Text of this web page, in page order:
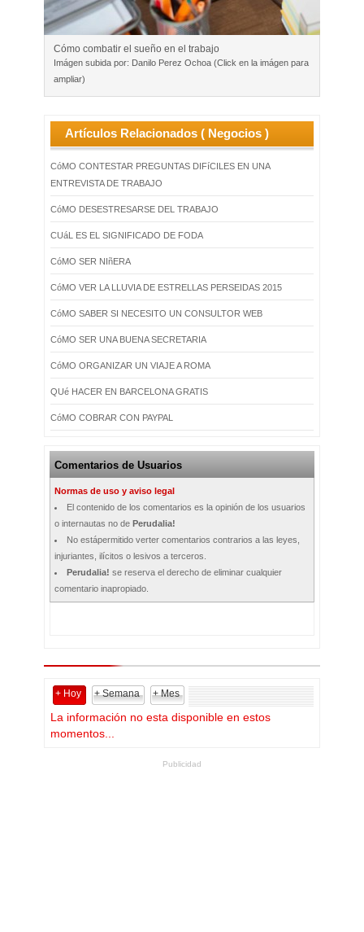
Cómo combatir el sueño en el trabajo
Imágen subida por: Danilo Perez Ochoa (Click en la imágen para
ampliar)
Artículos Relacionados ( Negocios )
CóMO CONTESTAR PREGUNTAS DIFíCILES EN UNA
ENTREVISTA DE TRABAJO
CóMO DESESTRESARSE DEL TRABAJO
CUáL ES EL SIGNIFICADO DE FODA
CóMO SER NIñERA
CóMO VER LA LLUVIA DE ESTRELLAS PERSEIDAS 2015
CóMO SABER SI NECESITO UN CONSULTOR WEB
CóMO SER UNA BUENA SECRETARIA
CóMO ORGANIZAR UN VIAJE A ROMA
QUé HACER EN BARCELONA GRATIS
CóMO COBRAR CON PAYPAL
Comentarios de Usuarios
Normas de uso y aviso legal
El contenido de los comentarios es la opinión de los usuarios
o internautas no dePerudalia!
No estápermitido verter comentarios contrarios a las leyes,
injuriantes, ilícitos o lesivos a terceros.
Perudalia! se reserva el derecho de eliminar cualquier
comentario inapropiado.
+ Hoy + Semana + Mes
La información no esta disponible en estos
momentos...
Publicidad